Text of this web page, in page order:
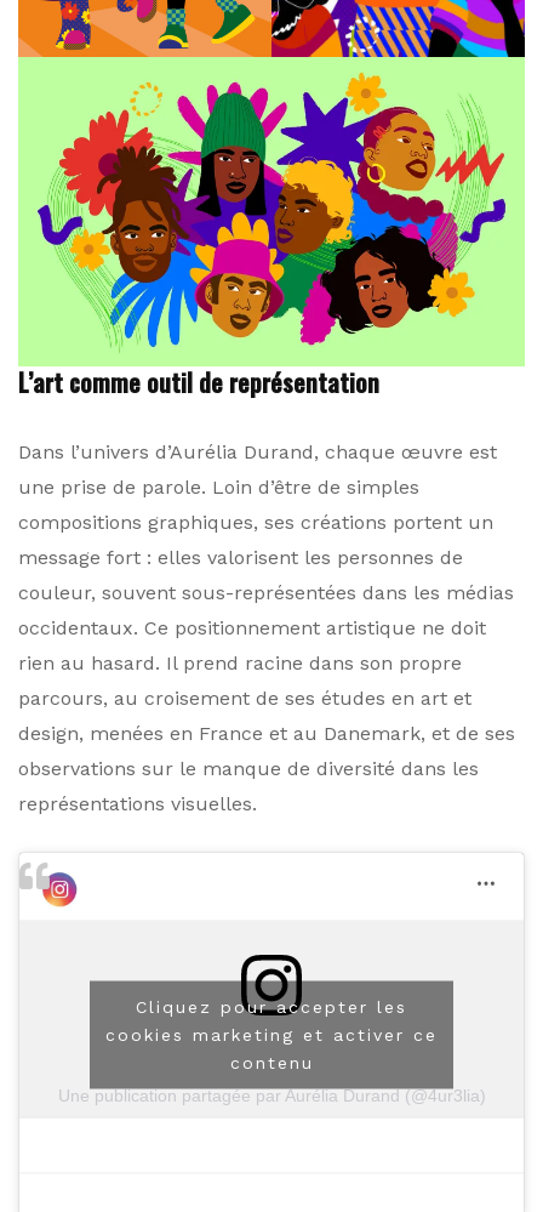
L’art comme outil de représentation
Dans l’univers d’Aurélia Durand, chaque œuvre est
une prise de parole. Loin d’être de simples
compositions graphiques, ses créations portent un
message fort : elles valorisent les personnes de
couleur, souvent sous-représentées dans les médias
occidentaux. Ce positionnement artistique ne doit
rien au hasard. Il prend racine dans son propre
parcours, au croisement de ses études en art et
design, menées en France et au Danemark, et de ses
observations sur le manque de diversité dans les
représentations visuelles.
Une publication partagée par Aurélia Durand (@4ur3lia)
Cliquez pour accepter les
cookies marketing et activer ce
contenu